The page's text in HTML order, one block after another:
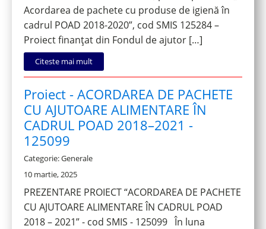
Acordarea de pachete cu produse de igienă în
cadrul POAD 2018-2020”, cod SMIS 125284 –
Proiect finanțat din Fondul de ajutor […]
Citeste mai mult
Proiect - ACORDAREA DE PACHETE
CU AJUTOARE ALIMENTARE ÎN
CADRUL POAD 2018–2021 -
125099
Categorie: Generale
10 martie, 2025
PREZENTARE PROIECT “ACORDAREA DE PACHETE
CU AJUTOARE ALIMENTARE ÎN CADRUL POAD
2018 – 2021” - cod SMIS - 125099 În luna